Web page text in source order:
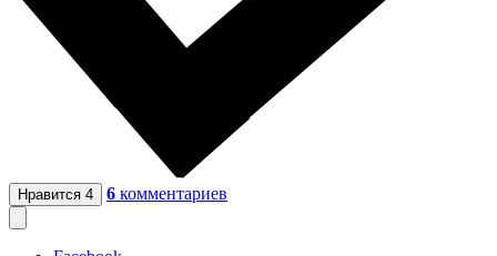
Нравится 4 6 комментариев